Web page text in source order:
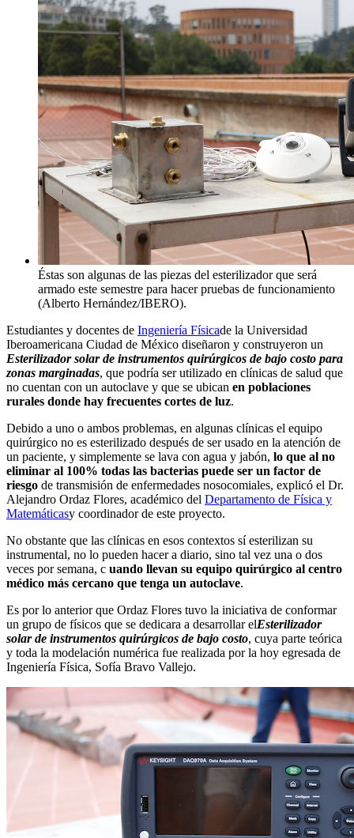
Éstas son algunas de las piezas del esterilizador que será
armado este semestre para hacer pruebas de funcionamiento
(Alberto Hernández/IBERO).
Estudiantes y docentes de Ingeniería Físicade la Universidad
Iberoamericana Ciudad de México diseñaron y construyeron un
Esterilizador solar de instrumentos quirúrgicos de bajo costo para
zonas marginadas, que podría ser utilizado en clínicas de salud que
no cuentan con un autoclave y que se ubican en poblaciones
rurales donde hay frecuentes cortes de luz.
Debido a uno o ambos problemas, en algunas clínicas el equipo
quirúrgico no es esterilizado después de ser usado en la atención de
un paciente, y simplemente se lava con agua y jabón, lo que al no
eliminar al 100% todas las bacterias puede ser un factor de
riesgo de transmisión de enfermedades nosocomiales, explicó el Dr.
Alejandro Ordaz Flores, académico del Departamento de Física y
Matemáticasy coordinador de este proyecto.
No obstante que las clínicas en esos contextos sí esterilizan su
instrumental, no lo pueden hacer a diario, sino tal vez una o dos
veces por semana, c uando llevan su equipo quirúrgico al centro
médico más cercano que tenga un autoclave.
Es por lo anterior que Ordaz Flores tuvo la iniciativa de conformar
un grupo de físicos que se dedicara a desarrollar elEsterilizador
solar de instrumentos quirúrgicos de bajo costo, cuya parte teórica
y toda la modelación numérica fue realizada por la hoy egresada de
Ingeniería Física, Sofía Bravo Vallejo.